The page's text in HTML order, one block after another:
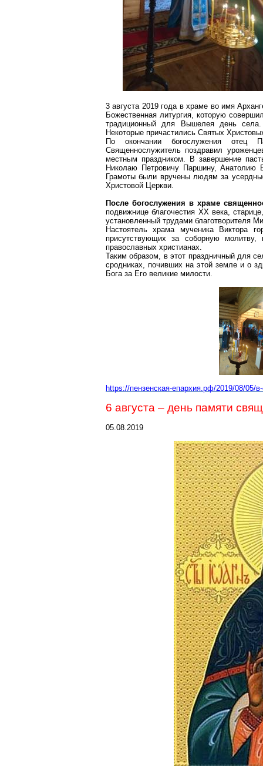
3 августа 2019 года в храме во имя
Божественная литургия, которую
традиционный для
Вышелеядень села.
Некоторые причастились Святых
По окончании богослужения отец
Священнослужитель поздравил
местным праздником. В завершение
Николаю Петровичу Паршину, Анатолию
Грамоты были вручены людям за
Христовой Церкви.
После богослужения в храме
подвижнице благочестия XX века,
установленный трудами благотворителя
Настоятель храма мученика Виктора
присутствующих за соборную
православных христианах.
Таким образом, в этот праздничный для
сродниках, почивших на этой земле и о
Бога за Его великие милости.
https://пензенская-епархия.рф/2019/08/05/
6 августа – день памяти
05.08.2019